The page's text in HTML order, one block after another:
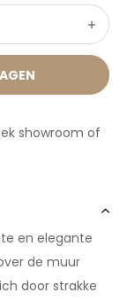
showroom of
en elegante
de muur
door strakke